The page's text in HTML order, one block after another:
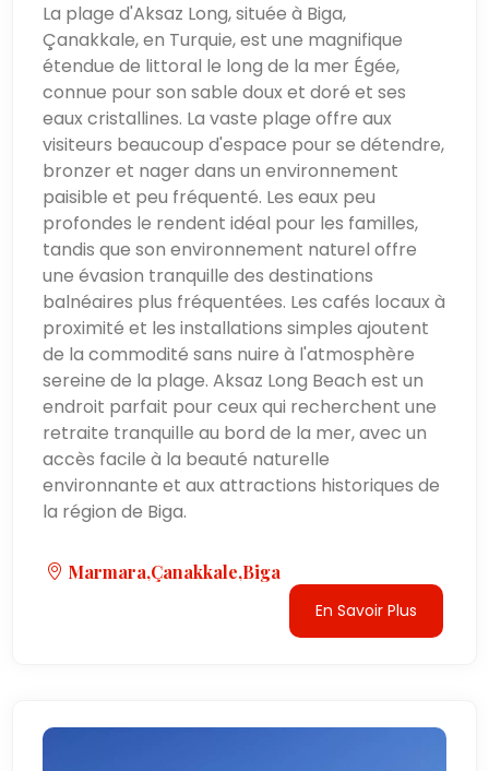
La plage d'Aksaz Long, située à Biga,
Çanakkale, en Turquie, est une magnifique
étendue de littoral le long de la mer Égée,
connue pour son sable doux et doré et ses
eaux cristallines. La vaste plage offre aux
visiteurs beaucoup d'espace pour se détendre,
bronzer et nager dans un environnement
paisible et peu fréquenté. Les eaux peu
profondes le rendent idéal pour les familles,
tandis que son environnement naturel offre
une évasion tranquille des destinations
balnéaires plus fréquentées. Les cafés locaux à
proximité et les installations simples ajoutent
de la commodité sans nuire à l'atmosphère
sereine de la plage. Aksaz Long Beach est un
endroit parfait pour ceux qui recherchent une
retraite tranquille au bord de la mer, avec un
accès facile à la beauté naturelle
environnante et aux attractions historiques de
la région de Biga.
Marmara,Çanakkale,Biga
En Savoir Plus